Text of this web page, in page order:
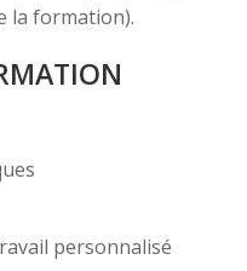
la formation).
personnalisé